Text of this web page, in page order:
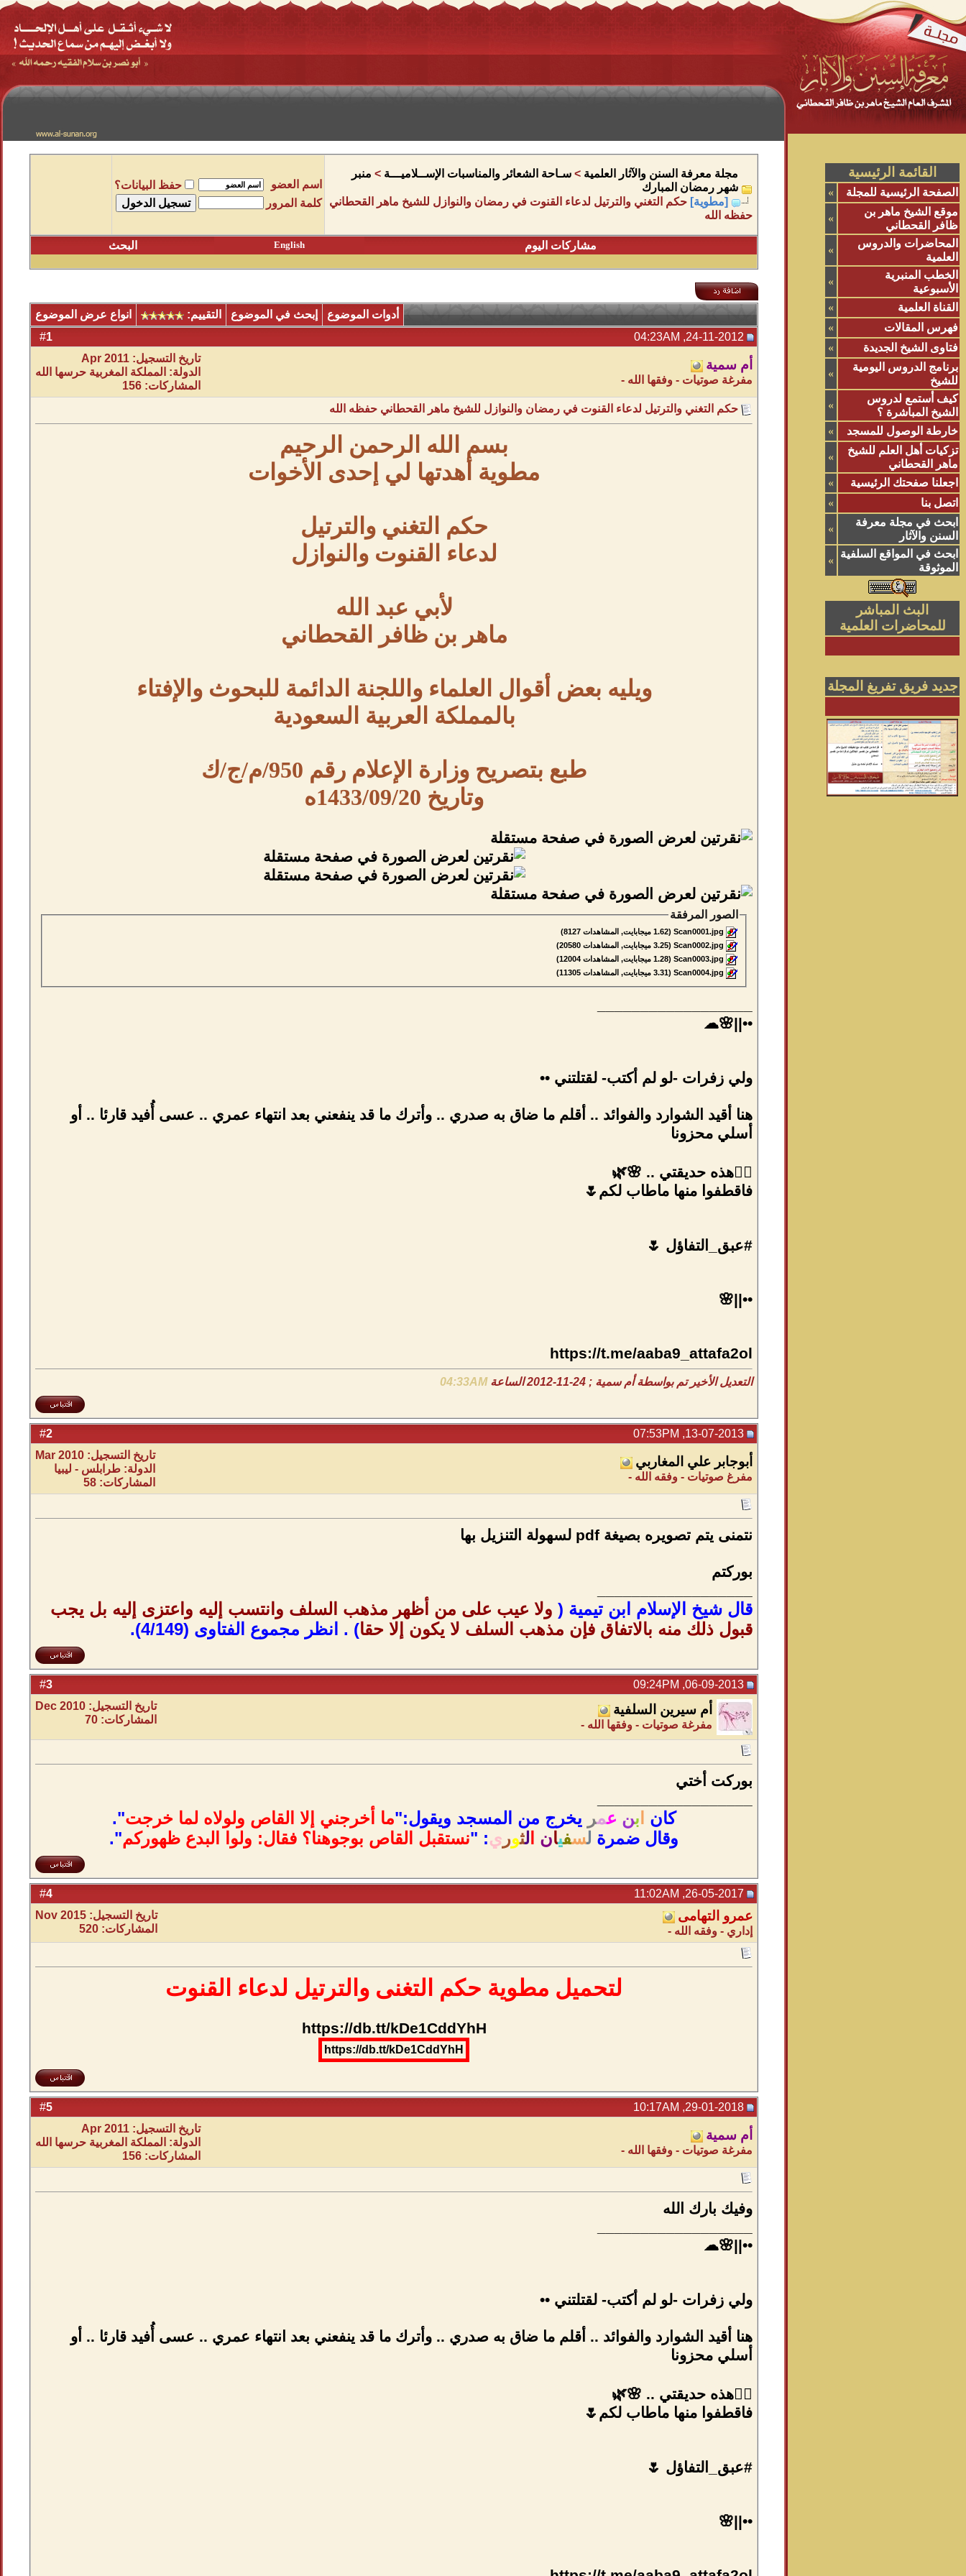
القائمة الرئيسية
الصفحة الرئيسية للمجلة
»
موقع الشيخ ماهر بن
ظافر القحطاني
»
المحاضرات والدروس
العلمية
»
الخطب المنبرية
الأسبوعية
»
القناة العلمية
»
فهرس المقالات
»
فتاوى الشيخ الجديدة
»
برنامج الدروس اليومية
للشيخ
»
كيف أستمع لدروس
الشيخ المباشرة ؟
»
خارطة الوصول للمسجد
»
تزكيات أهل العلم للشيخ
ماهر القحطاني
»
اجعلنا صفحتك الرئيسية
»
اتصل بنا
»
ابحث في مجلة معرفة
السنن والآثار
»
ابحث في المواقع السلفية
الموثوقة
»
البث المباشر
للمحاضرات العلمية
جديد فريق تفريغ المجلة
مجلة معرفة السنن والآثار العلمية > سـاحة الشعائر والمناسبات الإســلاميـــة > منبر
شهر رمضان المبارك
[مطوية] حكم التغني والترتيل لدعاء القنوت في رمضان والنوازل للشيخ ماهر القحطاني
حفظه الله
اسم العضو
حفظ البيانات؟
كلمة المرور
مشاركات اليوم English البحث
أدوات الموضوع إبحث في الموضوع التقييم:
انواع عرض الموضوع
1
أم سمية
مفرغة صوتيات - وفقها الله -
تاريخ التسجيل: Apr 2011
الدولة: المملكة المغربية حرسها الله
المشاركات: 156
حكم التغني والترتيل لدعاء القنوت في رمضان والنوازل للشيخ ماهر القحطاني حفظه الله
بسم الله الرحمن الرحيم
مطوية أهدتها لي إحدى الأخوات
حكم التغني والترتيل
لدعاء القنوت والنوازل
لأبي عبد الله
ماهر بن ظافر القحطاني
ويليه بعض أقوال العلماء واللجنة الدائمة للبحوث والإفتاء
بالمملكة العربية السعودية
طبع بتصريح وزارة الإعلام رقم 950/م/ج/ك
وتاريخ 1433/09/20
ه
الصور المرفقة
Scan0001.jpg‏ (1.62 ميجابايت, المشاهدات 8127)
Scan0002.jpg‏ (3.25 ميجابايت, المشاهدات 20580)
Scan0003.jpg‏ (1.28 ميجابايت, المشاهدات 12004)
Scan0004.jpg‏ (3.31 ميجابايت, المشاهدات 11305)
••||🌸☁
ولي زفرات -لو لم أكتب- لقتلتني ••
هنا أقيد الشوارد والفوائد .. أقلم ما ضاق به صدري .. وأترك ما قد ينفعني بعد انتهاء عمري .. عسى أُفيد قارئا .. أو
أسلي محزونا
👈🏻هذه حديقتي .. 🌸🌿
فاقطفوا منها ماطاب لكم🌷
#عبق_التفاؤل 🌷
••||🌸
https://t.me/aaba9_attafa2ol
التعديل الأخير تم بواسطة أم سمية ; 24-11-2012 الساعة 04:33AM
2
أبوجابر علي المغاربي
مفرغ صوتيات - وفقه الله -
تاريخ التسجيل: Mar 2010
الدولة: طرابلس - ليبيا
المشاركات: 58
نتمنى يتم تصويره بصيغة pdf لسهولة التنزيل بها
بوركتم
قال شيخ الإسلام ابن تيمية ( ولا عيب على من أظهر مذهب السلف وانتسب إليه واعتزى إليه بل يجب
قبول ذلك منه بالاتفاق فإن مذهب السلف لا يكون إلا حقا) . انظر مجموع الفتاوى (4/149).
3
أم سيرين السلفية
مفرغة صوتيات - وفقها الله -
تاريخ التسجيل: Dec 2010
المشاركات: 70
بوركت أختي
كان بن عمر يخرج من المسجد ويقول:"ما أخرجني إلا القاص ولولاه لما خرجت"
.
وقال ضمرة لسفيان لثور ي: "نستقبل القاص بوجوهنا؟ فقال: ولوا البدع ظهوركم".
4
عمرو التهامى
إداري - وفقه الله -
تاريخ التسجيل: Nov 2015
المشاركات: 520
لتحميل مطوية حكم التغنى والترتيل لدعاء القنوت
https://db.tt/kDe1CddYhH
https://db.tt/kDe1CddYhH
5
أم سمية
مفرغة صوتيات - وفقها الله -
تاريخ التسجيل: Apr 2011
الدولة: المملكة المغربية حرسها الله
المشاركات: 156
وفيك بارك الله
••||🌸☁
ولي زفرات -لو لم أكتب- لقتلتني ••
هنا أقيد الشوارد والفوائد .. أقلم ما ضاق به صدري .. وأترك ما قد ينفعني بعد انتهاء عمري .. عسى أُفيد قارئا .. أو
أسلي محزونا
👈🏻هذه حديقتي .. 🌸🌿
فاقطفوا منها ماطاب لكم🌷
#عبق_التفاؤل 🌷
••||🌸